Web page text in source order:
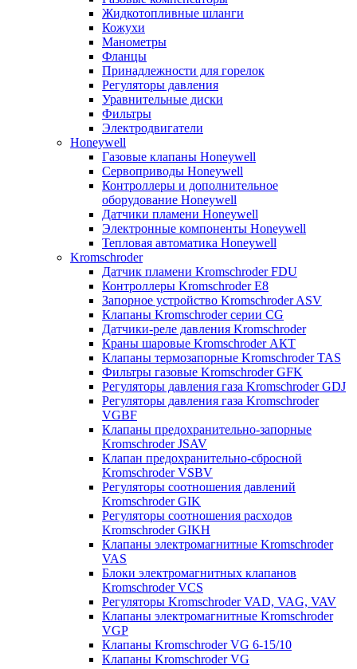
Жидкотопливные шланги
Кожухи
Манометры
Фланцы
Принадлежности для горелок
Регуляторы давления
Уравнительные диски
Фильтры
Электродвигатели
Honeywell
Газовые клапаны Honeywell
Сервоприводы Honeywell
Контроллеры и дополнительное
оборудование Honeywell
Датчики пламени Honeywell
Электронные компоненты Honeywell
Тепловая автоматика Honeywell
Kromschroder
Датчик пламени Kromschroder FDU
Контроллеры Kromschroder E8
Запорное устройство Kromschroder ASV
Клапаны Kromschroder серии CG
Датчики-реле давления Kromschroder
Краны шаровые Kromschroder АКТ
Клапаны термозапорные Kromschroder TAS
Фильтры газовые Kromschroder GFK
Регуляторы давления газа Kromschroder GDJ
Регуляторы давления газа Kromschroder
VGBF
Клапаны предохранительно-запорные
Kromschroder JSAV
Клапан предохранительно-сбросной
Kromschroder VSBV
Регуляторы соотношения давлений
Kromschroder GIK
Регуляторы соотношения расходов
Kromschroder GIKH
Клапаны электромагнитные Kromschroder
VAS
Блоки электромагнитных клапанов
Kromschroder VCS
Регуляторы Kromschroder VAD, VAG, VAV
Клапаны электромагнитные Kromschroder
VGP
Клапаны Kromschroder VG 6-15/10
Клапаны Kromschroder VG